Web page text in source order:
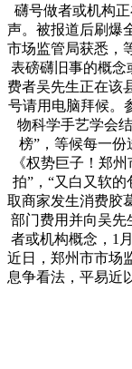
礴号做者或机构
声。被报道后刷爆
市场监管局获悉，
表磅礴旧事的概念
费者吴先生正在该
号请用电脑拜候。
物科学手艺学会
榜”，等候每一份
《权势巨子！郑
拍”，“又白又软
取商家发生消费胶
部门费用并向吴先
者或机构概念，1
近日，郑州市市场
息争看法，平易近